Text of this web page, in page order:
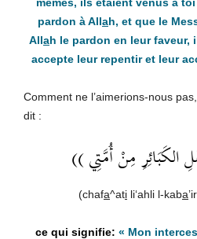
pardon à Allah, et que le
Allah le pardon en leur faveur,
accepte leur repentir et leur
Comment ne l’aimerions-nous
dit :
الكَبَائِرِ مِنْ أُمَّتِي ))
(chafa^ati li‘ahli l-kaba
« Mon